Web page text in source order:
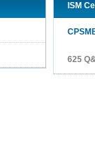
ISM
625